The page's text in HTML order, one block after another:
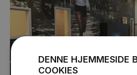
DENNE HJEMMESIDE
COOKIES